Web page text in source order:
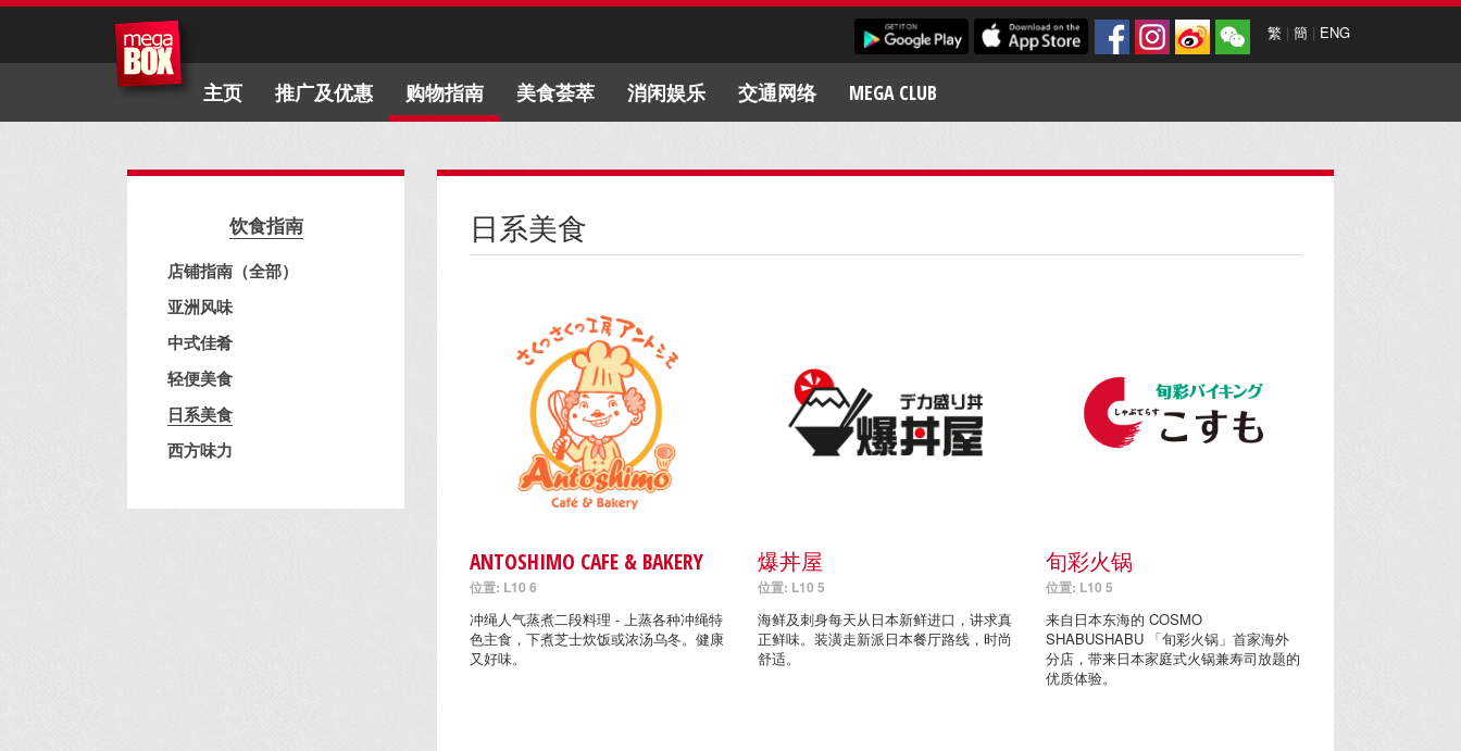
繁 | 簡 | ENG
主页 推广及优惠 购物指南 美食荟萃 消闲娱乐 交通网络 MEGA CLUB
饮食指南
店铺指南（全部）
亚洲风味
中式佳肴
轻便美食
日系美食
西方味力
日系美食
ANTOSHIMO CAFE & BAKERY
位置: L10 6
冲绳人气蒸煮二段料理 - 上蒸各种冲绳特
色主食，下煮芝士炊饭或浓汤乌冬。健康
又好味。
爆丼屋
位置: L10 5
海鲜及刺身每天从日本新鲜进口，讲求真
正鲜味。装潢走新派日本餐厅路线，时尚
舒适。
旬彩火锅
位置: L10 5
来自日本东海的 COSMO
SHABUSHABU 「旬彩火锅」首家海外
分店，带来日本家庭式火锅兼寿司放题的
优质体验。